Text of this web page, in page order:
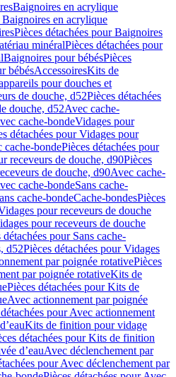
Baignoires en acrylique
Baignoires en acrylique
Pièces détachées pour Baignoires
minéralPièces détachées pour
Baignoires pour bébésPièces
bébésAccessoiresKits de
pour douches et
de douche, d52Pièces détachées
douche, d52Avec cache-
cache-bondeVidages pour
détachées pour Vidages pour
cache-bondePièces détachées pour
receveurs de douche, d90Pièces
de douche, d90Avec cache-
cache-bondeSans cache-
cache-bondeCache-bondesPièces
pour receveurs de douche
pour receveurs de douche
détachées pour Sans cache-
d52Pièces détachées pour Vidages
par poignée rotativePièces
par poignée rotativeKits de
Pièces détachées pour Kits de
Avec actionnement par poignée
pour Avec actionnement
Kits de finition pour vidage
détachées pour Kits de finition
d’eauAvec déclenchement par
pour Avec déclenchement par